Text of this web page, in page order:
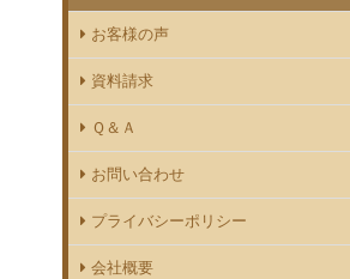
お客様の声
資料請求
Ｑ＆Ａ
お問い合わせ
プライバシーポリシー
会社概要